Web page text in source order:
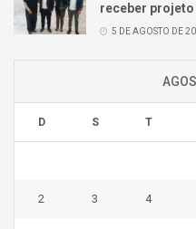
receber
5 DE AGOSTO DE
D S T
2 3 4